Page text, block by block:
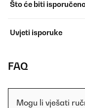
Što će biti
Uvjeti isporuke
FAQ
Mogu li vješati